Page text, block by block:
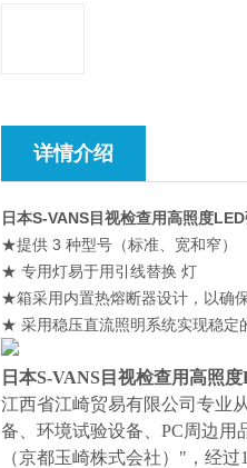
详情介绍
日本S-VANS目视检查用高照度
★提供 3 种型号（标准、宽和窄）
★ 专用灯易于用引线替换 灯
★箱采用内置热熔断器设计，以确
★ 采用稳压直流照明系统实现稳定
日本S-VANS目视检查用高照
江西省江崎贸易有限公司专业
备、环境试验设备、PC周边用
（京都玉崎株式会社）"，经过